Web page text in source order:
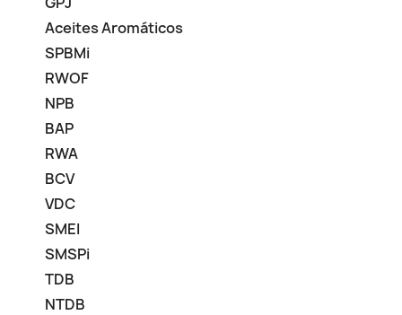
Aceites Aromáticos
SPBMi
RWOF
NPB
BAP
RWA
BCV
VDC
SMEI
SMSPi
TDB
NTDB